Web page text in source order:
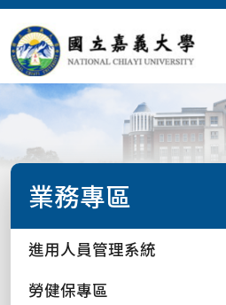
業務專區
進用人員管理系統
勞健保專區